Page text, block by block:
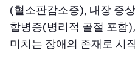
(혈소판감소증), 내장 증
합병증(병리적 골절 포함
미치는 장애의 존재로 시